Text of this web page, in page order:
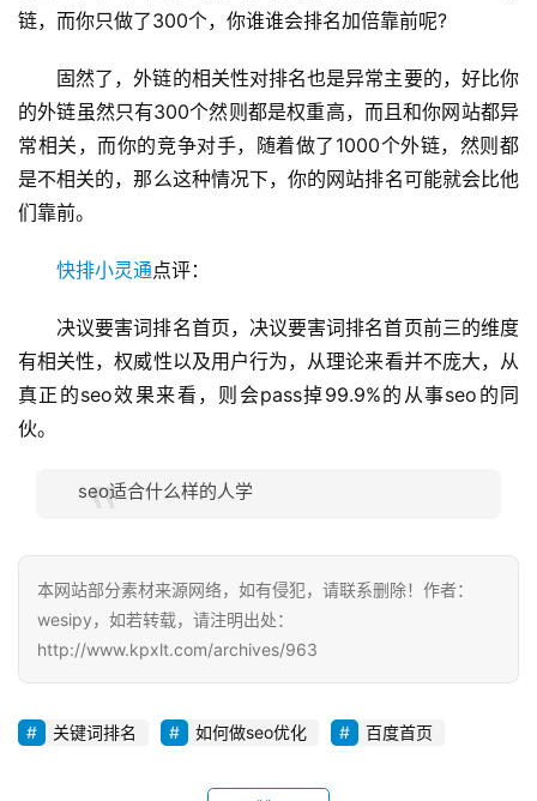
链，而你只做了300个，你谁谁会排名加倍靠前呢?
固然了，外链的相关性对排名也是异常主要的，好比你
的外链虽然只有300个然则都是权重高，而且和你网站都异
常相关，而你的竞争对手，随着做了1000个外链，然则都
是不相关的，那么这种情况下，你的网站排名可能就会比他
们靠前。
快排小灵通点评：
决议要害词排名首页，决议要害词排名首页前三的维度
有相关性，权威性以及用户行为，从理论来看并不庞大，从
真正的seo效果来看，则会pass掉99.9%的从事seo的同
伙。
seo适合什么样的人学
本网站部分素材来源网络，如有侵犯，请联系删除！作者：
wesipy，如若转载，请注明出处：
http://www.kpxlt.com/archives/963
关键词排名 如何做seo优化 百度首页